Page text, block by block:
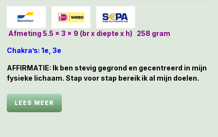
Afmeting 5.5 x 3 x 9 (br x diepte x h) 258 gram
Chakra’s: 1e, 3e
AFFIRMATIE: Ik ben stevig gegrond en gecentreerd in mijn
fysieke lichaam. Stap voor stap bereik ik al mijn doelen.
Een diepte investering zou je deze Rookkwarts Punt
kunnen noemen als je deze naar jouw huis of praktijk
LEES MEER